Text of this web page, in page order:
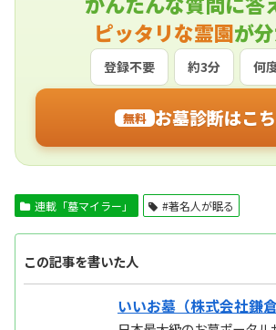
ピッタリな霊園が
登録不要 約3分 何
無料 お墓診断はこ
連載「墓マイラー」 #著名人が眠る
この記事を書いた人
いいお墓（株式会社鎌倉